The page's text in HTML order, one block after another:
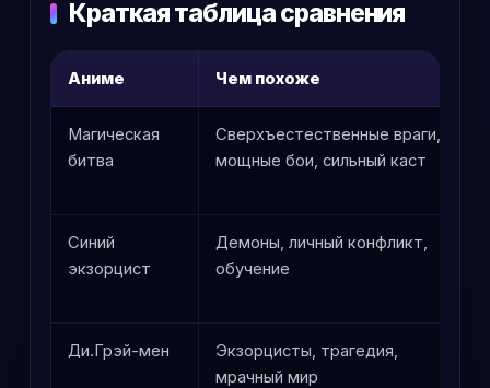
Краткая таблица сравнения
Аниме Чем похоже
Магическая
битва
Сверхъестественные враги,
мощные бои, сильный каст
Синий
экзорцист
Демоны, личный конфликт,
обучение
Ди.Грэй-мен
Экзорцисты, трагедия,
мрачный мир